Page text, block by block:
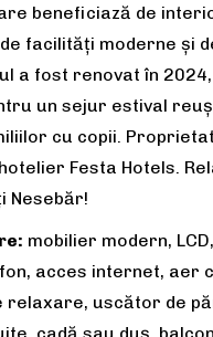
beneficiază de
facilități moderne și
a fost renovat în 2024,
un sejur estival
cu copii.
Festa Hotels.
Nesebăr!
mobilier modern,
acces internet, aer
relaxare, uscător de